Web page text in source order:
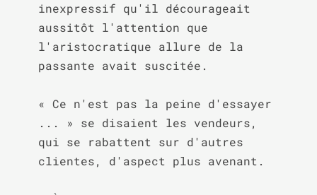
inexpressif qu'il décourageait
aussitôt l'attention que
l'aristocratique allure de la
passante avait suscitée.
« Ce n'est pas la peine d'essayer
... » se disaient les vendeurs,
qui se rabattent sur d'autres
clientes, d'aspect plus avenant.